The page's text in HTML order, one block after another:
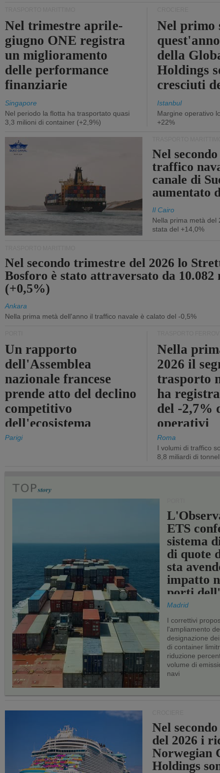
Nel trimestre aprile-
giugno ONE registra
un miglioramento
delle performance
finanziarie
Singapore
Nel periodo la flotta ha trasportato quasi
3,3 milioni di container (+2,9%)
Nel primo
della
Holdings
cresciuti
Istanbul
Margine operativo
+22%
Nel
traffico
canale di
aumentato
Il Cairo
Nella prima metà del
stata del +14,0%
Nel secondo trimestre del 2026 lo
Bosforo è stato attraversato da 10.082
(+0,5%)
Ankara
Nella prima metà dell'anno il traffico navale è calato del -0,5%
Un rapporto
dell'Assemblea
nazionale francese
prende atto del declino
competitivo
dell'ecosistema
portuale statale
Parigi
Nella
2026 il
trasporto
ha
del -2,7%
operativi
Roma
I volumi di traffico
8,8 miliardi di
ETS
sistema
di quote
sta
impatto
porti
Madrid
I correttivi
l'ampliamento
designazione
di container
riduzione
volume di
navi
Nel
del 2026 i
Norwegian
Holdings